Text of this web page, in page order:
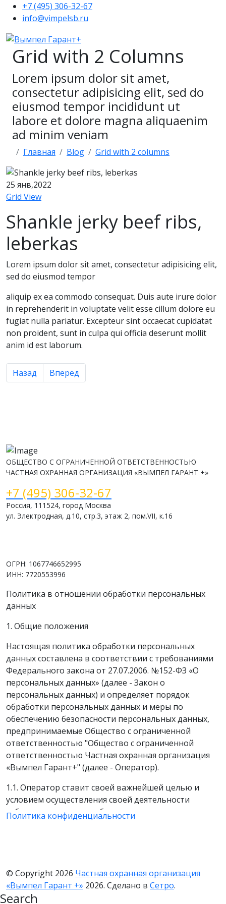
+7 (495) 306-32-67
info@vimpelsb.ru
Grid with 2 Columns
Lorem ipsum dolor sit amet,
consectetur adipisicing elit, sed do
eiusmod tempor incididunt ut
labore et dolore magna aliquaenim
ad minim veniam
Главная Blog Grid with 2 columns
25 янв,2022
Grid View
Shankle jerky beef ribs,
leberkas
Lorem ipsum dolor sit amet, consectetur adipisicing elit,
sed do eiusmod tempor
aliquip ex ea commodo consequat. Duis aute irure dolor
in reprehenderit in voluptate velit esse cillum dolore eu
fugiat nulla pariatur. Excepteur sint occaecat cupidatat
non proident, sunt in culpa qui officia deserunt mollit
anim id est laborum.
Предыдущий: Ribeye ham hock pork chuck short
Назад Следующий: Pork chop drumstick spare ribs
Вперед
ОБЩЕСТВО С ОГРАНИЧЕННОЙ ОТВЕТСТВЕННОСТЬЮ
ЧАСТНАЯ ОХРАННАЯ ОРГАНИЗАЦИЯ «ВЫМПЕЛ ГАРАНТ +»
+7 (495) 306-32-67
Россия, 111524, город Москва
ул. Электродная, д.10, стр.3, этаж 2, пом.VII, к.16
ОГРН: 1067746652995
ИНН: 7720553996
Политика в отношении обработки персональных
данных
1. Общие положения
Настоящая политика обработки персональных
данных составлена в соответствии с требованиями
Федерального закона от 27.07.2006. №152-ФЗ «О
персональных данных» (далее - Закон о
персональных данных) и определяет порядок
обработки персональных данных и меры по
обеспечению безопасности персональных данных,
предпринимаемые Общество с ограниченной
ответственностью "Общество с ограниченной
ответственностью Частная охранная организация
«Вымпел Гарант+" (далее - Оператор).
1.1. Оператор ставит своей важнейшей целью и
условием осуществления своей деятельности
соблюдение прав и свобод человека и гражданина
при обработке его персональных данных, в том
1.2. Настоящая политика Оператора в отношении
обработки персональных данных (далее - Политика)
применяется ко всей информации, которую
Политика конфиденциальности
© Copyright 2026 Частная охранная организация
«Вымпел Гарант +» 2026. Сделано в Сетро.
Search